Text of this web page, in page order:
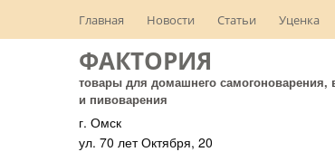
Главная Новости Статьи Уценка
ФАКТОРИЯ
товары для домашнего самогоноварения,
и пивоварения
г. Омск
ул. 70 лет Октября, 20